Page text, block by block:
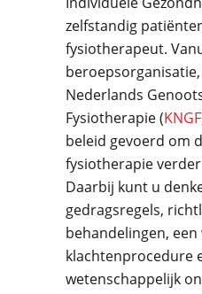
zelfstandig
fysiotherapeut.
Nederlands
Fysiotherapie (KNGF
beleid gevoerd om
fysiotherapie
Daarbij kunt u
gedragsregels,
behandelingen,
klachtenprocedure
wetenschappelijk